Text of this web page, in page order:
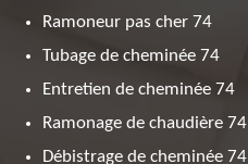
Ramoneur pas cher 74
Tubage de cheminée 74
Entretien de cheminée 74
Ramonage de chaudière 74
Débistrage de cheminée 74